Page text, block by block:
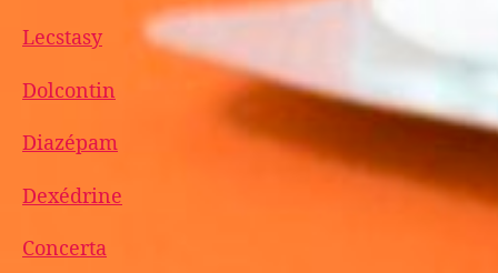
Lecstasy
Dolcontin
Diazépam
Dexédrine
Concerta